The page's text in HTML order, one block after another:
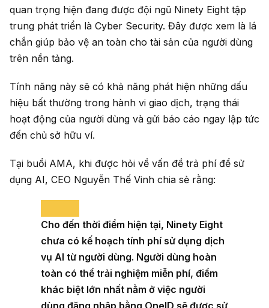
quan trọng hiện đang được đội ngũ Ninety Eight tập
trung phát triển là Cyber Security. Đây được xem là lá
chắn giúp bảo vệ an toàn cho tài sản của người dùng
trên nền tảng.
Tính năng này sẽ có khả năng phát hiện những dấu
hiệu bất thường trong hành vi giao dịch, trạng thái
hoạt động của người dùng và gửi báo cáo ngay lập tức
đến chủ sở hữu ví.
Tại buổi AMA, khi được hỏi về vấn đề trả phí để sử
dụng AI, CEO Nguyễn Thế Vinh chia sẻ rằng:
Cho đến thời điểm hiện tại, Ninety Eight
chưa có kế hoạch tính phí sử dụng dịch
vụ AI từ người dùng. Người dùng hoàn
toàn có thể trải nghiệm miễn phí, điểm
khác biệt lớn nhất nằm ở việc người
dùng đăng nhập bằng OneID sẽ được sử